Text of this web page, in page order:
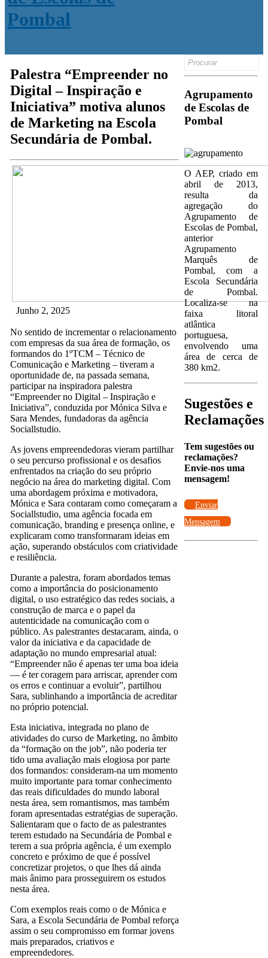
Palestra “Empreender no
Digital – Inspiração e
Iniciativa” motiva alunos
de Marketing na Escola
Secundária de Pombal.
Junho 2, 2025
No sentido de incrementar o relacionamento
com empresas da sua área de formação, os
formandos do 1ºTCM – Técnico de
Comunicação e Marketing – tiveram a
oportunidade de, na passada semana,
participar na inspiradora palestra
“Empreender no Digital – Inspiração e
Iniciativa”, conduzida por Mónica Silva e
Sara Mendes, fundadoras da agência
Sociallstudio.
As jovens empreendedoras vieram partilhar
o seu percurso profissional e os desafios
enfrentados na criação do seu próprio
negócio na área do marketing digital. Com
uma abordagem próxima e motivadora,
Mónica e Sara contaram como começaram a
Sociallstudio, uma agência focada em
comunicação, branding e presença online, e
explicaram como transformaram ideias em
ação, superando obstáculos com criatividade
e resiliência.
Durante a palestra, foram abordados temas
como a importância do posicionamento
digital, o uso estratégico das redes sociais, a
construção de marca e o papel da
autenticidade na comunicação com o
público. As palestrantes destacaram, ainda, o
valor da iniciativa e da capacidade de
adaptação no mundo empresarial atual:
“Empreender não é apenas ter uma boa ideia
— é ter coragem para arriscar, aprender com
os erros e continuar a evoluir”, partilhou
Sara, sublinhando a importância de acreditar
no próprio potencial.
Esta iniciativa, integrada no plano de
atividades do curso de Marketing, no âmbito
da “formação on the job”, não poderia ter
tido uma avaliação mais elogiosa por parte
dos formandos: consideram-na um momento
muito importante para tomar conhecimento
das reais dificuldades do mundo laboral
nesta área, sem romantismos, mas também
foram apresentadas estratégias de superação.
Salientaram que o facto de as palestrantes
terem estudado na Secundária de Pombal e
terem a sua própria agência, é um exemplo
concreto e próximo de que é possível
concretizar projetos, o que lhes dá ainda
mais ânimo para prosseguirem os estudos
nesta área.
Com exemplos reais como o de Mónica e
Sara, a Escola Secundária de Pombal reforça
assim o seu compromisso em formar jovens
mais preparados, criativos e
empreendedores.
Search
Agrupamento
de Escolas de
Pombal
O AEP, criado em
abril de 2013,
resulta da
agregação do
Agrupamento de
Escolas de Pombal,
anterior
Agrupamento
Marquês de
Pombal, com a
Escola Secundária
de Pombal.
Localiza-se na
faixa litoral
atlântica
portuguesa,
envolvendo uma
área de cerca de
380 km2.
Sugestões e
Reclamações
Tem sugestões ou
reclamações?
Envie-nos uma
mensagem!
Enviar
Mensagem